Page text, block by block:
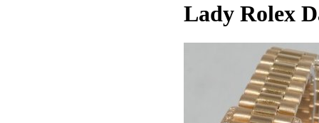
Lady Rolex